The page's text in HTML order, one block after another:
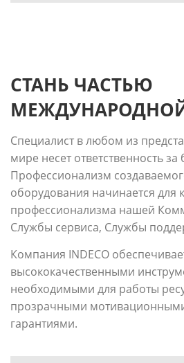
СТАНЬ ЧАСТЬЮ
Специалист в любом из
мире несет ответственность за
Профессионализм
оборудования начинается для
профессионализма нашей
Службы сервиса, Службы
Компания INDECO
высококачественными
необходимыми для работы
прозрачными
гарантиями.